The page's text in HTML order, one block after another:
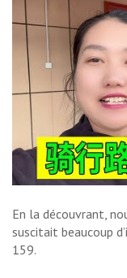
En la découvrant,
suscitait beaucoup
159.